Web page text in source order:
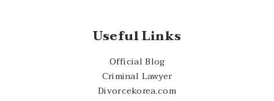
Useful Links
Official Blog
Criminal Lawyer
Divorcekorea.com